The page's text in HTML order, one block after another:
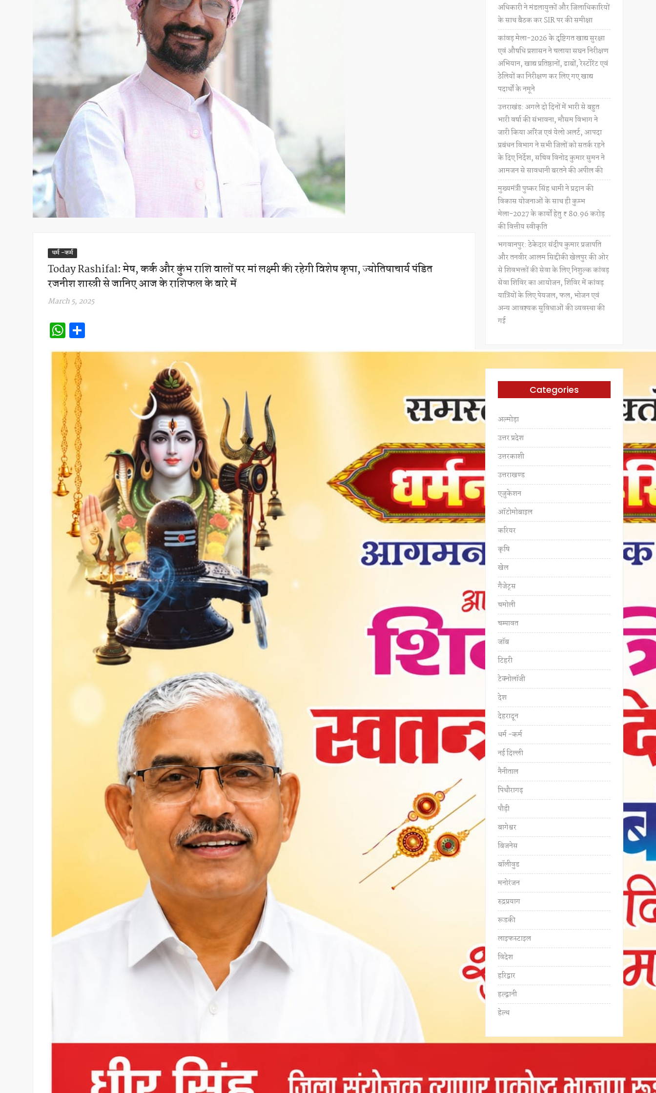
धर्म -कर्म
Today Rashifal: मेष, कर्क और कुंभ राशि वालों पर मां लक्ष्मी की रहेगी विशेष कृपा, ज्योतिषाचार्य पंडित
रजनीश शास्त्री से जानिए आज के राशिफल के बारे में
March 5, 2025
W
h
at
s
A
p
p
h
ar
e
अधिकारी ने मंडलायुक्तों और जिलाधिकारियों
के साथ बैठक कर SIR पर की समीक्षा
कांवड़ मेला-2026 के दृष्टिगत खाद्य सुरक्षा
एवं औषधि प्रशासन ने चलाया सघन निरीक्षण
अभियान, खाद्य प्रतिष्ठानों, ढाबों, रेस्टोरेंट एवं
ठेलियों का निरीक्षण कर लिए गए खाद्य
पदार्थों के नमूने
उत्तराखंड: अगले दो दिनों में भारी से बहुत
भारी वर्षा की संभावना, मौसम विभाग ने
जारी किया ऑरेंज एवं येलो अलर्ट, आपदा
प्रबंधन विभाग ने सभी जिलों को सतर्क रहने
के दिए निर्देश, सचिव विनोद कुमार सुमन ने
आमजन से सावधानी बरतने की अपील की
मुख्यमंत्री पुष्कर सिंह धामी ने प्रदान की
विकास योजनाओं के साथ ही कुम्भ
मेला-2027 के कार्यों हेतु ₹ 80.96 करोड़
की वित्तीय स्वीकृति
भगवानपुर: ठेकेदार संदीप कुमार प्रजापति
और तनवीर आलम सिद्दीकी खेलपुर की ओर
से शिवभक्तों की सेवा के लिए निशुल्क कांवड़
सेवा शिविर का आयोजन, शिविर में कांवड़
यात्रियों के लिए पेयजल, फल, भोजन एवं
अन्य आवश्यक सुविधाओं की व्यवस्था की
गई
Categories
अल्मोड़ा
उत्तर प्रदेश
उत्तरकाशी
उत्तराखण्ड
एजुकेशन
ऑटोमोबाइल
करियर
कृषि
खेल
गैजेट्स
चमोली
चम्पावत
जॉब
टिहरी
टेक्नोलॉजी
देश
देहरादून
धर्म -कर्म
नई दिल्ली
नैनीताल
पिथौरागढ़
पौड़ी
बागेश्वर
बिजनेस
बॉलीवुड
मनोरंजन
रुद्रप्रयाग
रूडकी
लाइफस्टाइल
विदेश
हरिद्वार
हल्द्वानी
हेल्थ